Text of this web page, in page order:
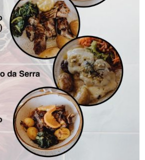
Matraquilhos… Autor:
Fernando Roldão
6 de Agosto de 2026
A marca Sporting em
todo o mundo está a
crescer atrás de
Ronaldo. Autor: Paulo
Freitas do Amaral
5 de Agosto de 2026
Falso crescimento…
Autor: Nuno Pereira
1 de Agosto de 2026
Tadei Pogacar vence o